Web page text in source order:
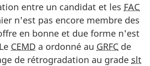
entre un candidat et les FAC
n'est pas encore membre des
en bonne et due forme n'est
CEMD a ordonné au GRFC de
de rétrogradation au grade slt